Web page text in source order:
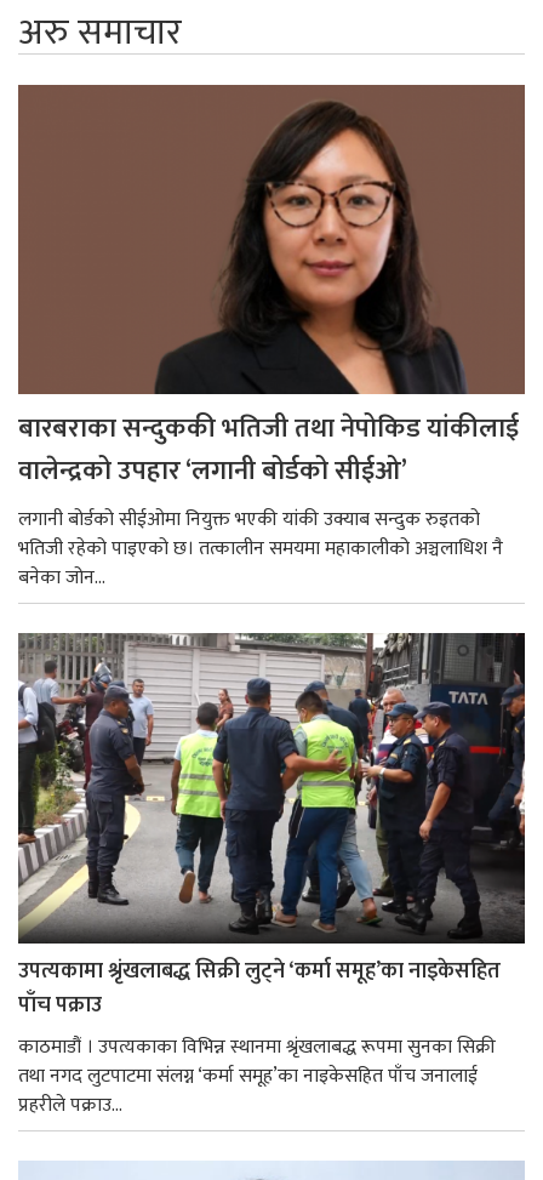
अरु समाचार
बारबराका सन्दुककी भतिजी तथा नेपोकिड यांकीलाई
वालेन्द्रको उपहार ‘लगानी बोर्डको सीईओ’
लगानी बोर्डको सीईओमा नियुक्त भएकी यांकी उक्याब सन्दुक रुइतको
भतिजी रहेको पाइएको छ। तत्कालीन समयमा महाकालीको अञ्चलाधिश नै
बनेका जोन...
उपत्यकामा श्रृंखलाबद्ध सिक्री लुट्ने ‘कर्मा समूह’का नाइकेसहित
पाँच पक्राउ
काठमाडौं । उपत्यकाका विभिन्न स्थानमा श्रृंखलाबद्ध रूपमा सुनका सिक्री
तथा नगद लुटपाटमा संलग्न ‘कर्मा समूह’का नाइकेसहित पाँच जनालाई
प्रहरीले पक्राउ...